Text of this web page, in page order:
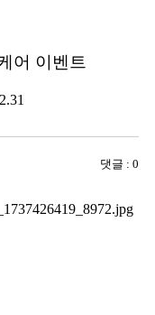
어 이벤트
댓글 : 0